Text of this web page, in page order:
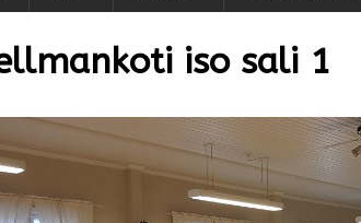
iso sali 1